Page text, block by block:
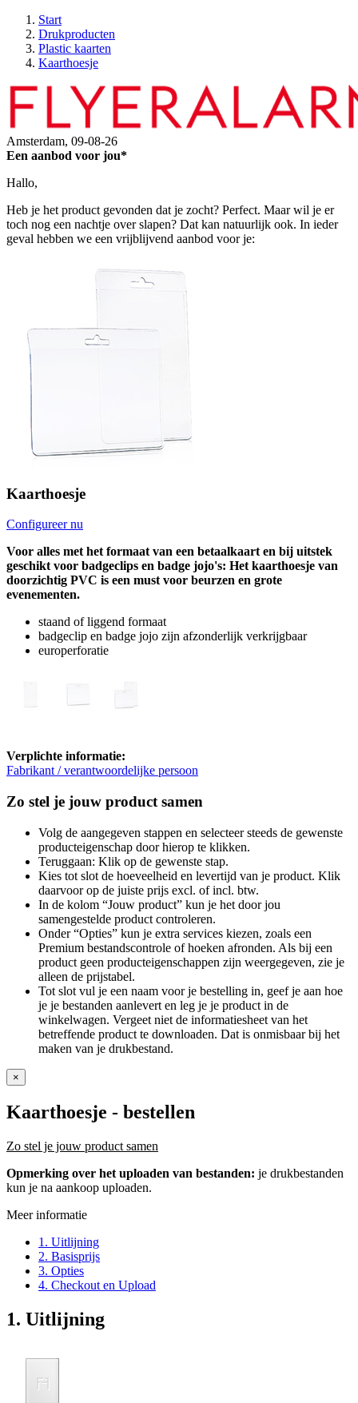
Start
Drukproducten
Plastic kaarten
Kaarthoesje
Amsterdam, 09-08-26
Een aanbod voor jou*
Hallo,
Heb je het product gevonden dat je zocht? Perfect. Maar wil je er
toch nog een nachtje over slapen? Dat kan natuurlijk ook. In ieder
geval hebben we een vrijblijvend aanbod voor je:
Kaarthoesje
Configureer nu
Voor alles met het formaat van een betaalkaart en bij uitstek
geschikt voor badgeclips en badge jojo's: Het kaarthoesje van
doorzichtig PVC is een must voor beurzen en grote
evenementen.
staand of liggend formaat
badgeclip en badge jojo zijn afzonderlijk verkrijgbaar
europerforatie
Verplichte informatie:
Fabrikant / verantwoordelijke persoon
Zo stel je jouw product samen
Volg de aangegeven stappen en selecteer steeds de gewenste
producteigenschap door hierop te klikken.
Teruggaan: Klik op de gewenste stap.
Kies tot slot de hoeveelheid en levertijd van je product. Klik
daarvoor op de juiste prijs excl. of incl. btw.
In de kolom “Jouw product” kun je het door jou
samengestelde product controleren.
Onder “Opties” kun je extra services kiezen, zoals een
Premium bestandscontrole of hoeken afronden. Als bij een
product geen producteigenschappen zijn weergegeven, zie je
alleen de prijstabel.
Tot slot vul je een naam voor je bestelling in, geef je aan hoe
je je bestanden aanlevert en leg je je product in de
winkelwagen. Vergeet niet de informatiesheet van het
betreffende product te downloaden. Dat is onmisbaar bij het
maken van je drukbestand.
×
Kaarthoesje - bestellen
Zo stel je jouw product samen
Opmerking over het uploaden van bestanden: je drukbestanden
kun je na aankoop uploaden.
Meer informatie
1. Uitlijning
2. Basisprijs
3. Opties
4. Checkout en Upload
1. Uitlijning